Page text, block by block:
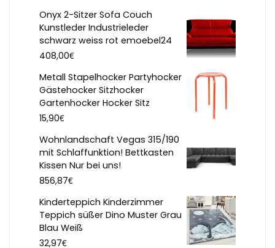
Onyx 2-Sitzer Sofa Couch
Kunstleder Industrieleder
schwarz weiss rot emoebel24
408,00€
Metall Stapelhocker Partyhocker
Gästehocker Sitzhocker
Gartenhocker Hocker Sitz
15,90€
Wohnlandschaft Vegas 315/190
mit Schlaffunktion! Bettkasten
Kissen Nur bei uns!
856,87€
Kinderteppich Kinderzimmer
Teppich süßer Dino Muster Grau
Blau Weiß
32,97€